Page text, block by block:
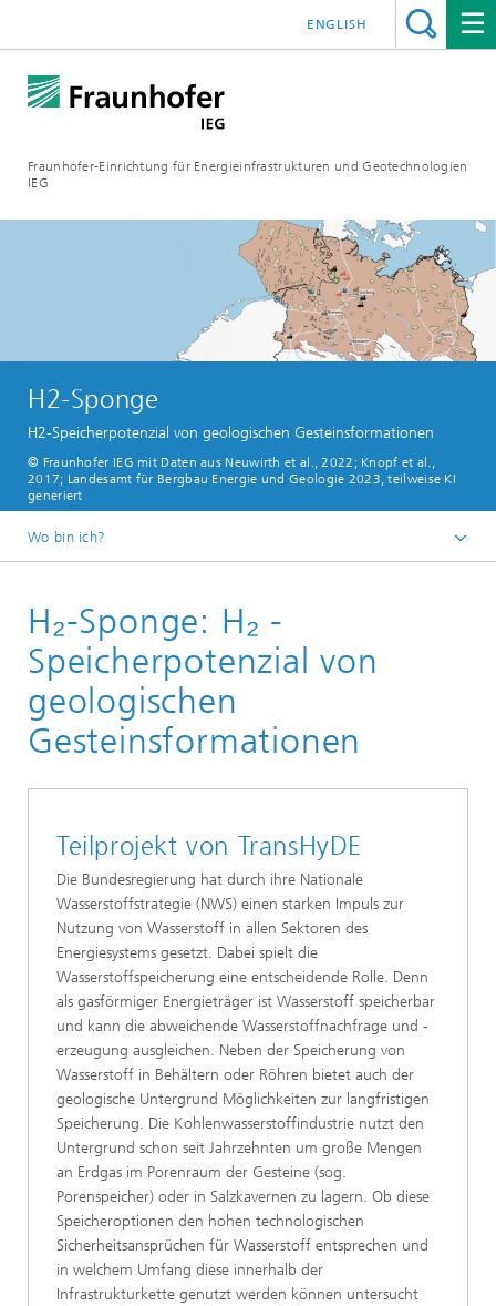
Fraunhofer-Einrichtung für Energieinfrastrukturen und Geotechnologien
IEG
ENGLISH
H2-Sponge
H2-Speicherpotenzial von geologischen Gesteinsformationen
© Fraunhofer IEG mit Daten aus Neuwirth et al., 2022; Knopf et al.,
2017; Landesamt für Bergbau Energie und Geologie 2023, teilweise KI
generiert
Wo bin ich?
Referenzen
H₂-Sponge: H₂ -
Speicherpotenzial von
geologischen
Gesteinsformationen
Teilprojekt von TransHyDE
Die Bundesregierung hat durch ihre Nationale
Wasserstoffstrategie (NWS) einen starken Impuls zur
Nutzung von Wasserstoff in allen Sektoren des
Energiesystems gesetzt. Dabei spielt die
Wasserstoffspeicherung eine entscheidende Rolle. Denn
als gasförmiger Energieträger ist Wasserstoff speicherbar
und kann die abweichende Wasserstoffnachfrage und -
erzeugung ausgleichen. Neben der Speicherung von
Wasserstoff in Behältern oder Röhren bietet auch der
geologische Untergrund Möglichkeiten zur langfristigen
Speicherung. Die Kohlenwasserstoffindustrie nutzt den
Untergrund schon seit Jahrzehnten um große Mengen
an Erdgas im Porenraum der Gesteine (sog.
Porenspeicher) oder in Salzkavernen zu lagern. Ob diese
Speicheroptionen den hohen technologischen
Sicherheitsansprüchen für Wasserstoff entsprechen und
in welchem Umfang diese innerhalb der
Infrastrukturkette genutzt werden können untersucht